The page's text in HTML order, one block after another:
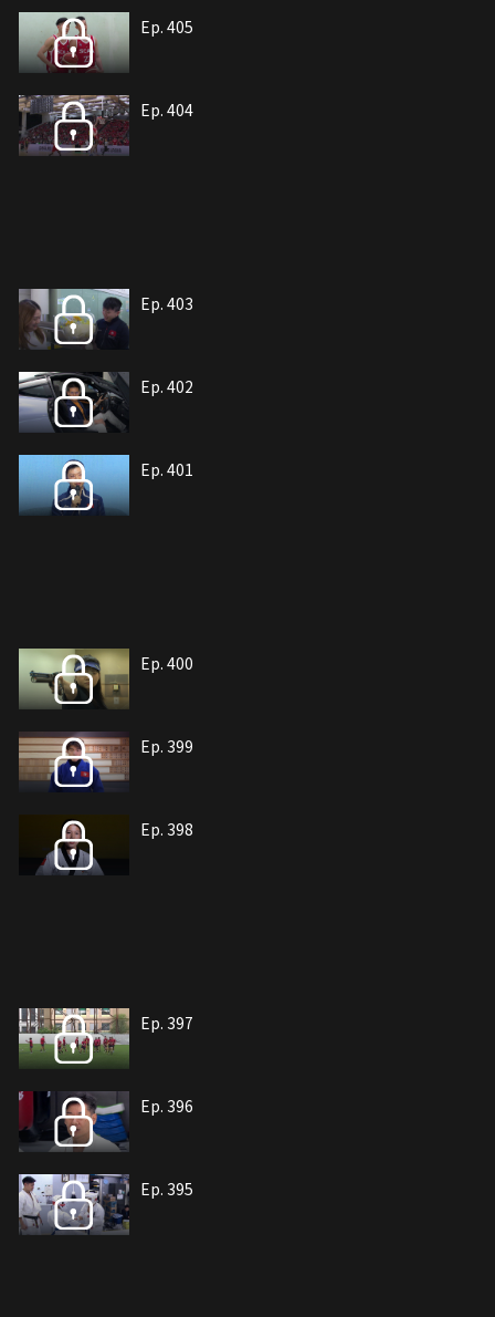
Ep. 405
Ep. 404
Ep. 403
Ep. 402
Ep. 401
Ep. 400
Ep. 399
Ep. 398
Ep. 397
Ep. 396
Ep. 395